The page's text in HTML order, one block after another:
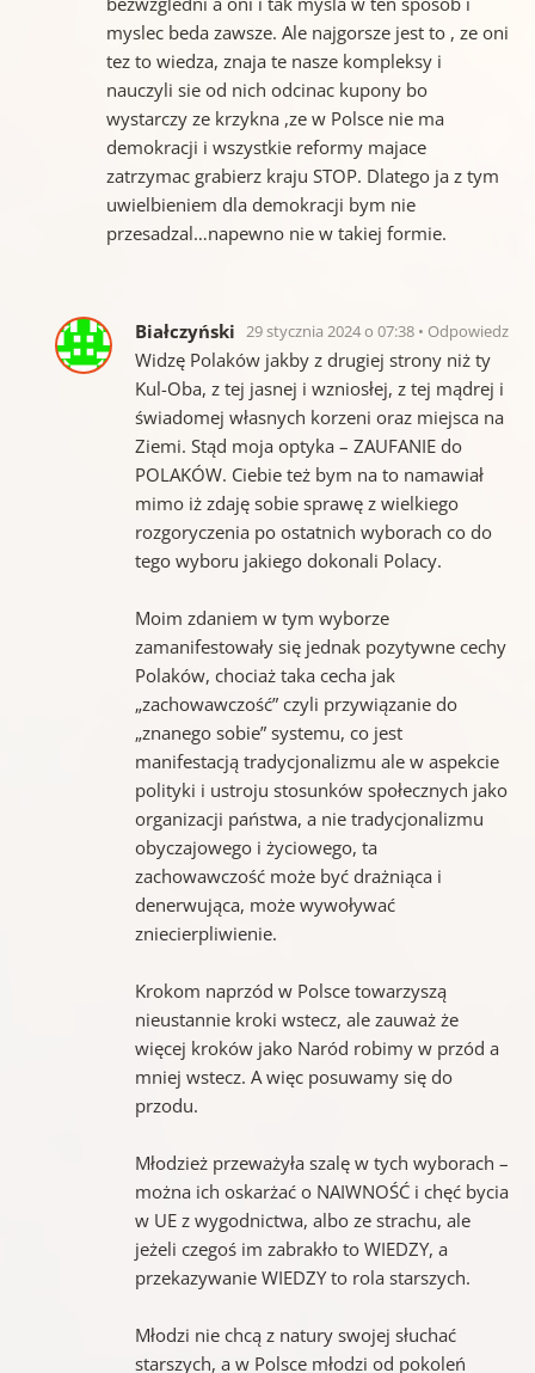
myslec beda zawsze. Ale najgorsze jest to , ze oni
tez to wiedza, znaja te nasze kompleksy i
nauczyli sie od nich odcinac kupony bo
wystarczy ze krzykna ,ze w Polsce nie ma
demokracji i wszystkie reformy majace
zatrzymac grabierz kraju STOP. Dlatego ja z tym
uwielbieniem dla demokracji bym nie
przesadzal…napewno nie w takiej formie.
Białczyński 29 stycznia 2024 o 07:38 Odpowiedz
Widzę Polaków jakby z drugiej strony niż ty
Kul-Oba, z tej jasnej i wzniosłej, z tej mądrej i
świadomej własnych korzeni oraz miejsca na
Ziemi. Stąd moja optyka – ZAUFANIE do
POLAKÓW. Ciebie też bym na to namawiał
mimo iż zdaję sobie sprawę z wielkiego
rozgoryczenia po ostatnich wyborach co do
tego wyboru jakiego dokonali Polacy.
Moim zdaniem w tym wyborze
zamanifestowały się jednak pozytywne cechy
Polaków, chociaż taka cecha jak
„zachowawczość” czyli przywiązanie do
„znanego sobie” systemu, co jest
manifestacją tradycjonalizmu ale w aspekcie
polityki i ustroju stosunków społecznych jako
organizacji państwa, a nie tradycjonalizmu
obyczajowego i życiowego, ta
zachowawczość może być drażniąca i
denerwująca, może wywoływać
zniecierpliwienie.
Krokom naprzód w Polsce towarzyszą
nieustannie kroki wstecz, ale zauważ że
więcej kroków jako Naród robimy w przód a
mniej wstecz. A więc posuwamy się do
przodu.
Młodzież przeważyła szalę w tych wyborach –
można ich oskarżać o NAIWNOŚĆ i chęć bycia
w UE z wygodnictwa, albo ze strachu, ale
jeżeli czegoś im zabrakło to WIEDZY, a
przekazywanie WIEDZY to rola starszych.
Młodzi nie chcą z natury swojej słuchać
starszych, a w Polsce młodzi od pokoleń